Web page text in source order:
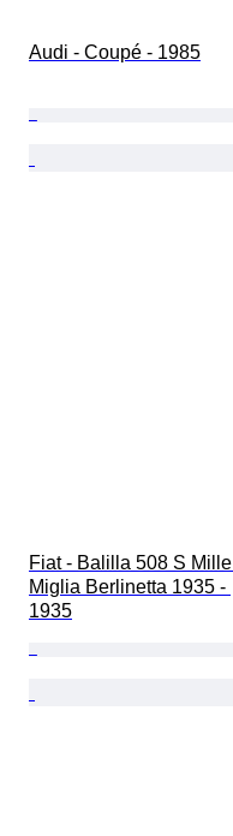
Audi - Coupé - 1985
Fiat - Balilla 508 S Mille
Miglia Berlinetta 1935 -
1935